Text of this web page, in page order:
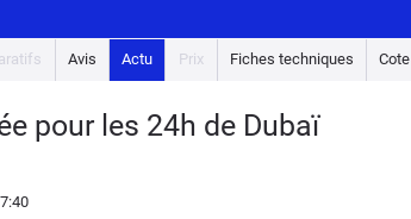
Avis Actu Prix Fiches techniques Cote
pour les 24h de Dubaï